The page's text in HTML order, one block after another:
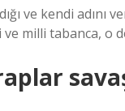
ve kendi adını
milli tabanca, o